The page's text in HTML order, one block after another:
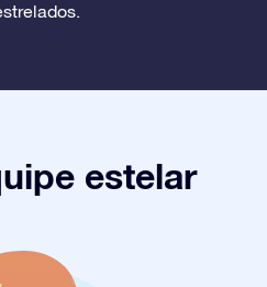
estelar